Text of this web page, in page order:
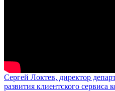
Сергей Локтев, директор
развития клиентского